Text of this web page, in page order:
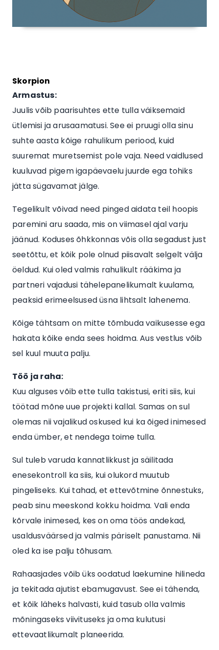
Skorpion
Armastus:
Juulis võib paarisuhtes ette tulla väiksemaid
ütlemisi ja arusaamatusi. See ei pruugi olla sinu
suhte aasta kõige rahulikum periood, kuid
suuremat muretsemist pole vaja. Need vaidlused
kuuluvad pigem igapäevaelu juurde ega tohiks
jätta sügavamat jälge.
Tegelikult võivad need pinged aidata teil hoopis
paremini aru saada, mis on viimasel ajal varju
jäänud. Koduses õhkkonnas võis olla segadust just
seetõttu, et kõik pole olnud piisavalt selgelt välja
öeldud. Kui oled valmis rahulikult rääkima ja
partneri vajadusi tähelepanelikumalt kuulama,
peaksid erimeelsused üsna lihtsalt lahenema.
Kõige tähtsam on mitte tõmbuda vaikusesse ega
hakata kõike enda sees hoidma. Aus vestlus võib
sel kuul muuta palju.
Töö ja raha:
Kuu alguses võib ette tulla takistusi, eriti siis, kui
töötad mõne uue projekti kallal. Samas on sul
olemas nii vajalikud oskused kui ka õiged inimesed
enda ümber, et nendega toime tulla.
Sul tuleb varuda kannatlikkust ja säilitada
enesekontroll ka siis, kui olukord muutub
pingeliseks. Kui tahad, et ettevõtmine õnnestuks,
peab sinu meeskond kokku hoidma. Vali enda
kõrvale inimesed, kes on oma töös andekad,
usaldusväärsed ja valmis päriselt panustama. Nii
oled ka ise palju tõhusam.
Rahaasjades võib üks oodatud laekumine hilineda
ja tekitada ajutist ebamugavust. See ei tähenda,
et kõik läheks halvasti, kuid tasub olla valmis
mõningaseks viivituseks ja oma kulutusi
ettevaatlikumalt planeerida.